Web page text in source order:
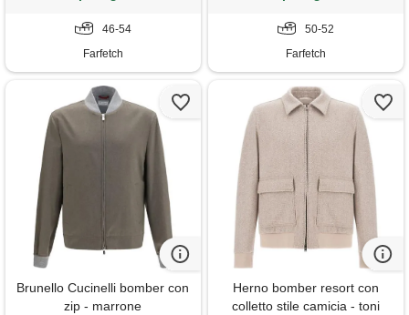
46-54
Farfetch
50-52
Farfetch
Brunello Cucinelli bomber con
zip - marrone
Herno bomber resort con
colletto stile camicia - toni